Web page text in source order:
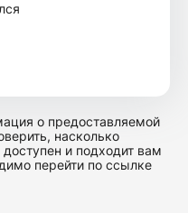
о предоставляемой
насколько
и подходит вам
перейти по ссылке